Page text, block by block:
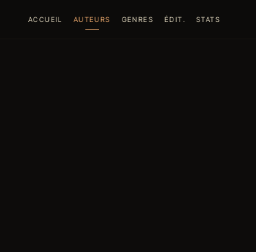
ACCUEIL AUTEURS GENRES ÉDIT. STATS